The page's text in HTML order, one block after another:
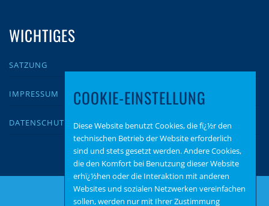
WICHTIGES
SATZUNG
IMPRESSUM
DATENSCHUTZ
COOKIE-EINSTELLUNG
Diese Website benutzt Cookies, die fï¿½r den
technischen Betrieb der Website erforderlich
sind und stets gesetzt werden. Andere Cookies,
die den Komfort bei Benutzung dieser Website
erhï¿½hen oder die Interaktion mit anderen
Websites und sozialen Netzwerken vereinfachen
sollen, werden nur mit Ihrer Zustimmung